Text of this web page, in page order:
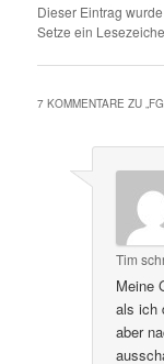
Dieser Eintrag
Setze ein
7 KOMMENTARE ZU „
Tim
Meine
als ich
aber